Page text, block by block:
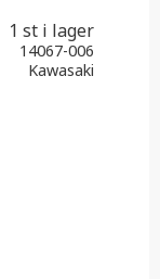
1 st i lager
14067-006
Kawasaki